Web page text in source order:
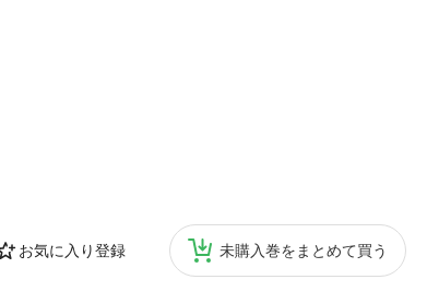
お気に入り登録 未購入巻をまとめて買う